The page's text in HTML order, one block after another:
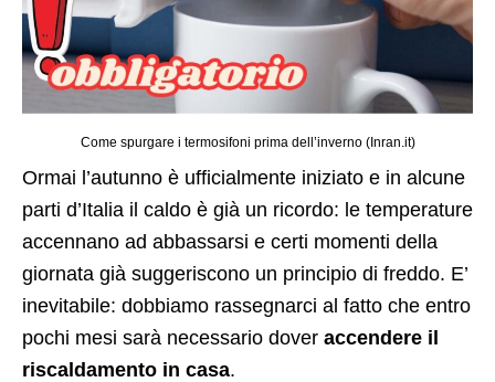
Come spurgare i termosifoni prima dell’inverno (Inran.it)
Ormai l’autunno è ufficialmente iniziato e in alcune
parti d’Italia il caldo è già un ricordo: le temperature
accennano ad abbassarsi e certi momenti della
giornata già suggeriscono un principio di freddo. E’
inevitabile: dobbiamo rassegnarci al fatto che entro
pochi mesi sarà necessario dover accendere il
riscaldamento in casa.